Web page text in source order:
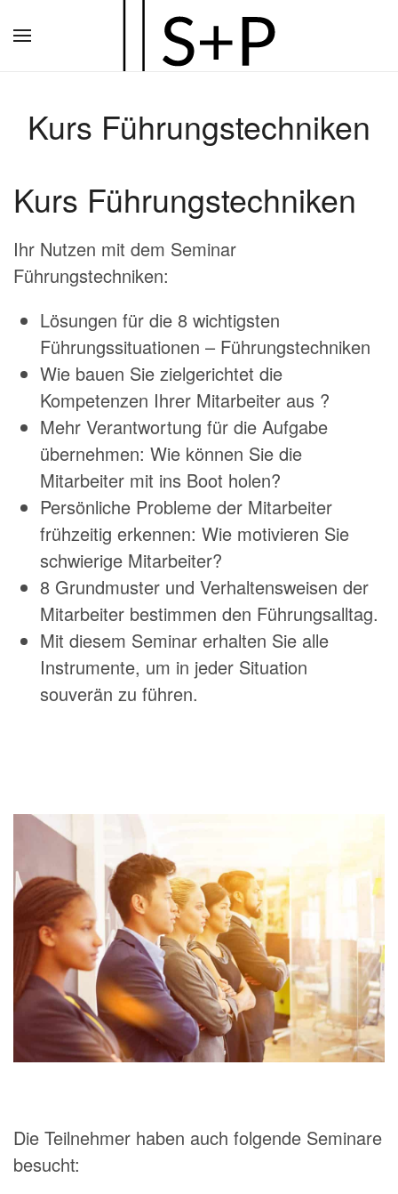
Hauptinhalt
Kurs Führungstechniken
Kurs Führungstechniken
Ihr Nutzen mit dem Seminar
Führungstechniken:
Lösungen für die 8 wichtigsten
Führungssituationen – Führungstechniken
Wie bauen Sie zielgerichtet die
Kompetenzen Ihrer Mitarbeiter aus ?
Mehr Verantwortung für die Aufgabe
übernehmen: Wie können Sie die
Mitarbeiter mit ins Boot holen?
Persönliche Probleme der Mitarbeiter
frühzeitig erkennen: Wie motivieren Sie
schwierige Mitarbeiter?
8 Grundmuster und Verhaltensweisen der
Mitarbeiter bestimmen den Führungsalltag.
Mit diesem Seminar erhalten Sie alle
Instrumente, um in jeder Situation
souverän zu führen.
Die Teilnehmer haben auch folgende Seminare
besucht: